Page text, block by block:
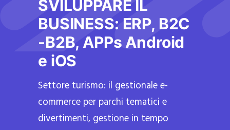
SVILUPPARE IL
BUSINESS: ERP, B2C
-B2B, APPs Android
e iOS
Settore turismo: il gestionale e-
commerce per parchi tematici e
divertimenti, gestione in tempo